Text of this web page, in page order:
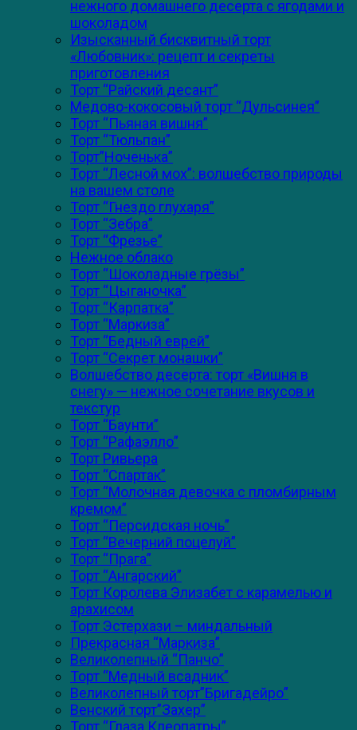
нежного домашнего десерта с ягодами и
шоколадом
Изысканный бисквитный торт
«Любовник»: рецепт и секреты
приготовления
Торт “Райский десант”
Медово-кокосовый торт “Дульсинея”
Торт “Пьяная вишня”
Торт “Тюльпан”
Торт”Ноченька”
Торт “Лесной мох”: волшебство природы
на вашем столе
Торт “Гнездо глухаря”
Торт “Зебра”
Торт “Фрезье”
Нежное облако
Торт “Шоколадные грёзы”
Торт “Цыганочка”
Торт “Карпатка”
Торт “Маркиза”
Торт “Бедный еврей”
Торт “Секрет монашки”
Волшебство десерта: торт «Вишня в
снегу» — нежное сочетание вкусов и
текстур
Торт “Баунти”
Торт “Рафаэлло”
Торт Ривьера
Торт “Спартак”
Торт “Молочная девочка с пломбирным
кремом”
Торт “Персидская ночь”
Торт “Вечерний поцелуй”
Торт “Прага”
Торт “Ангарский”
Торт Королева Элизабет с карамелью и
арахисом
Торт Эстерхази – миндальный
Прекрасная “Маркиза”
Великолепный “Панчо”
Торт “Медный всадник”
Великолепный торт”Бригадейро”
Венский торт”Захер”
Торт “Глаза Клеопатры”